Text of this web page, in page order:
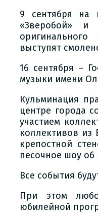
9 сентября на
«Зверобой»
выступят
16 сентября –
музыки имени
Кульминация
центре города
участием
коллективов из
крепостной
песочное шоу
Все события
При этом
юбилейной